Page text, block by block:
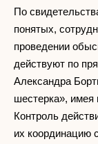
По
понятых,
проведении
действуют по
Александра
шестерка»,
Контроль
их координацию